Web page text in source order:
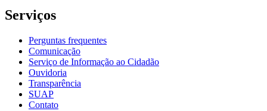
Serviços
Perguntas frequentes
Comunicação
Serviço de Informação ao Cidadão
Ouvidoria
Transparência
SUAP
Contato